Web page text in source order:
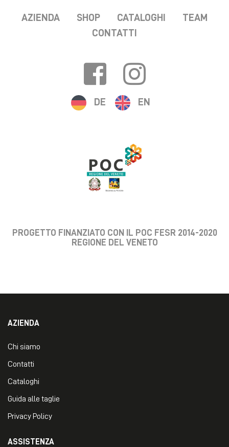
AZIENDA SHOP CATALOGHI
TEAM
CONTATTI
DE EN
PROGETTO FINANZIATO CON IL POC FESR 2014-2020
REGIONE DEL VENETO
AZIENDA
Chi siamo
Contatti
Cataloghi
Guida alle taglie
Privacy Policy
ASSISTENZA